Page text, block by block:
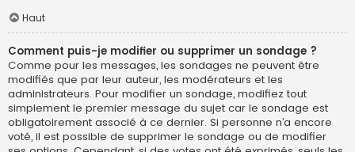
Haut
Comment puis-je modifier ou supprimer un sondage ?
Comme pour les messages, les sondages ne peuvent être
modifiés que par leur auteur, les modérateurs et les
administrateurs. Pour modifier un sondage, modifiez tout
simplement le premier message du sujet car le sondage est
obligatoirement associé à ce dernier. Si personne n’a encore
voté, il est possible de supprimer le sondage ou de modifier